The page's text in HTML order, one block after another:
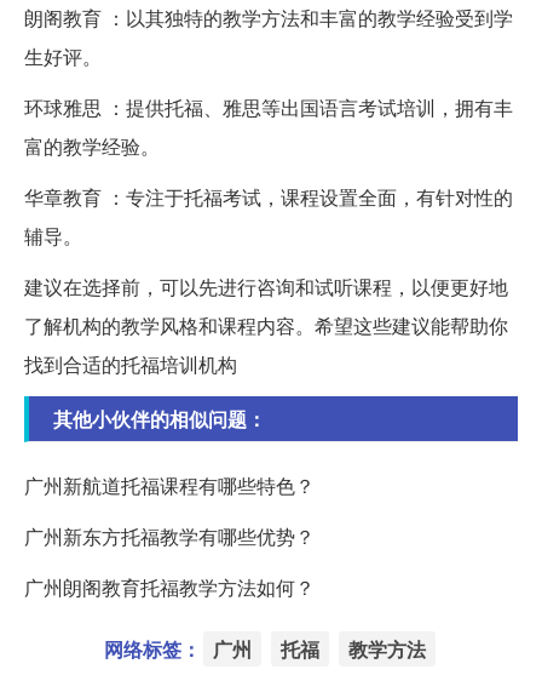
朗阁教育 ：以其独特的教学方法和丰富的教学经验受到学
生好评。
环球雅思 ：提供托福、雅思等出国语言考试培训，拥有丰
富的教学经验。
华章教育 ：专注于托福考试，课程设置全面，有针对性的
辅导。
建议在选择前，可以先进行咨询和试听课程，以便更好地
了解机构的教学风格和课程内容。希望这些建议能帮助你
找到合适的托福培训机构
其他小伙伴的相似问题：
广州新航道托福课程有哪些特色？
广州新东方托福教学有哪些优势？
广州朗阁教育托福教学方法如何？
网络标签： 广州 托福 教学方法